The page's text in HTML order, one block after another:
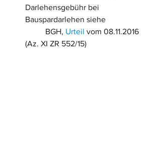
Darlehensgebühr bei
Bauspardarlehen siehe
BGH, Urteil vom 08.11.2016
(Az. XI ZR 552/15)